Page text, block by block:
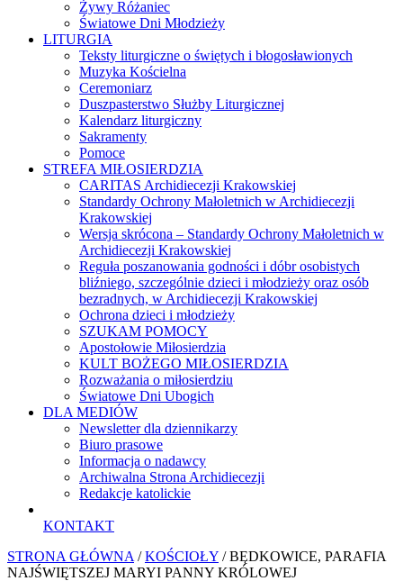
Żywy Różaniec
Światowe Dni Młodzieży
LITURGIA
Teksty liturgiczne o świętych i błogosławionych
Muzyka Kościelna
Ceremoniarz
Duszpasterstwo Służby Liturgicznej
Kalendarz liturgiczny
Sakramenty
Pomoce
STREFA MIŁOSIERDZIA
CARITAS Archidiecezji Krakowskiej
Standardy Ochrony Małoletnich w Archidiecezji
Krakowskiej
Wersja skrócona – Standardy Ochrony Małoletnich w
Archidiecezji Krakowskiej
Reguła poszanowania godności i dóbr osobistych
bliźniego, szczególnie dzieci i młodzieży oraz osób
bezradnych, w Archidiecezji Krakowskiej
Ochrona dzieci i młodzieży
SZUKAM POMOCY
Apostołowie Miłosierdzia
KULT BOŻEGO MIŁOSIERDZIA
Rozważania o miłosierdziu
Światowe Dni Ubogich
DLA MEDIÓW
Newsletter dla dziennikarzy
Biuro prasowe
Informacja o nadawcy
Archiwalna Strona Archidiecezji
Redakcje katolickie
KONTAKT
STRONA GŁÓWNA /KOŚCIOŁY / BĘDKOWICE, PARAFIA
NAJŚWIĘTSZEJ MARYI PANNY KRÓLOWEJ